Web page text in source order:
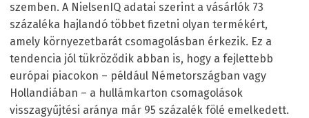
szemben. A NielsenIQ adatai szerint a vásárlók 73
százaléka hajlandó többet fizetni olyan termékért,
amely környezetbarát csomagolásban érkezik. Ez a
tendencia jól tükröződik abban is, hogy a fejlettebb
európai piacokon – például Németországban vagy
Hollandiában – a hullámkarton csomagolások
visszagyűjtési aránya már 95 százalék fölé emelkedett.